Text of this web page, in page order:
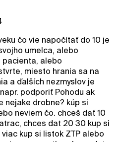
čo vie napočítať do 10 je
umelca, alebo
alebo
miesto hrania sa na
a ďalších nezmyslov je
podporiť Pohodu ak
nejake drobne? kúp si
neviem čo. chceš dať 10
chces dat 20 30 kup si
kup si listok ZTP alebo